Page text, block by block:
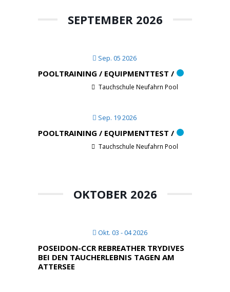
SEPTEMBER 2026
Sep. 05 2026
POOLTRAINING / EQUIPMENTTEST /
Tauchschule Neufahrn Pool
Sep. 19 2026
POOLTRAINING / EQUIPMENTTEST /
Tauchschule Neufahrn Pool
OKTOBER 2026
Okt. 03 - 04 2026
POSEIDON-CCR REBREATHER TRYDIVES
BEI DEN TAUCHERLEBNIS TAGEN AM
ATTERSEE